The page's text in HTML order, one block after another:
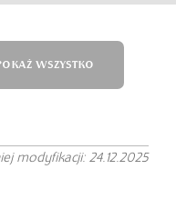
WSZYSTKO
modyfikacji: 24.12.2025